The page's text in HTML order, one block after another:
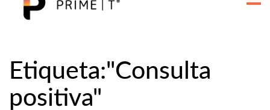
Etiqueta:"Consulta
positiva"